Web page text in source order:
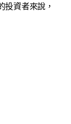
投資者來說，